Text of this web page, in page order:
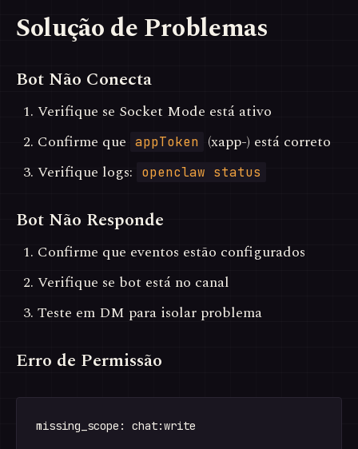
Solução de Problemas
Bot Não Conecta
Verifique se Socket Mode está ativo
Confirme que appToken
(xapp-) está correto
Verifique logs:
openclaw status
Bot Não Responde
Confirme que eventos estão configurados
Verifique se bot está no canal
Teste em DM para isolar problema
Erro de Permissão